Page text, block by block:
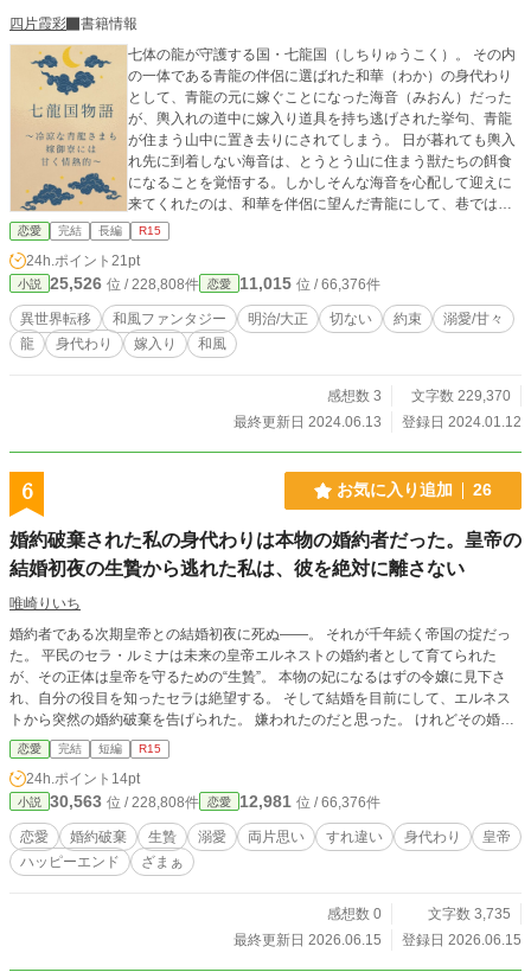
四片霞彩
書籍情報
七体の龍が守護する国・七龍国（しちりゅうこく）。 その内
の一体である青龍の伴侶に選ばれた和華（わか）の身代わり
として、青龍の元に嫁ぐことになった海音（みおん）だった
が、輿入れの道中に嫁入り道具を持ち逃げされた挙句、青龍
が住まう山中に置き去りにされてしまう。 日が暮れても輿入
れ先に到着しない海音は、とうとう山に住まう獣たちの餌食
になることを覚悟する。しかしそんな海音を心配して迎えに
来てくれたのは、和華を伴侶に望んだ青龍にして、巷では
「人嫌いな冷涼者」として有名な蛍流（ほたる）であった。
冷酷無慈悲の噂まである蛍流だったが、怪我を負っていた海
音を心配すると、自ら背負って輿入れ先まで運んでくれる。
身代わりがバレないまま話は進んでいき、身代わりの花嫁と
して役目を達成するという時、喉元に突き付けられたのは海
音と和華の入れ替わりを見破った蛍流の刃であった。 「和華
ではないな。お前、何者だ？」 疑いの眼差しを向ける蛍流。
「信じてもらえないかもしれませんが、私は今から三日前、
こことは違う世界――『日本』からやって来ました……」 現
蛍流と先代青龍との師弟関係、蛍流と兄弟同然に育った兄の
存在。 そして、蛍流自身の誰にも打ち明けられない秘められ
え伴侶になれなくても、蛍流の心を救いたいと。 その結果、
この身がどうなったとしても――。 転移先で身代わりの花嫁
まる「約束」された恋の物語。 「人嫌い」と噂の国の守護龍
に嫁いだ身代わり娘に、冷涼な青龍さまは甘雨よりも甘く熱
い愛を注ぐ。 ┈┈┈┈┈┈┈ ❁ ❁ ❁┈┈┈┈┈┈┈┈ 第一部完結し
ました。最後までお付き合いいただき、誠にありがとうござ
いました。 第二部開始まで今しばらくお待ちください。 ┈┈
┈┈┈┈┈ ❁ ❁ ❁┈┈┈┈┈┈┈┈
恋愛 完結 長編 R15
24h.ポイント 21pt
小説 25,526 位 / 228,808件 恋愛 11,015 位 / 66,376件
異世界転移 和風ファンタジー 明治/大正 切ない 約束
溺愛/甘々
龍
身代わり 嫁入り 和風
感想数 3
文字数 229,370
最終更新日 2024.06.13
登録日 2024.01.12
6 お気に入り追加 26
婚約破棄された私の身代わりは本物の婚約者だった。皇帝の
結婚初夜の生贄から逃れた私は、彼を絶対に離さない
唯崎りいち
婚約者である次期皇帝との結婚初夜に死ぬ――。 それが千年続く帝国の掟だっ
た。 平民のセラ・ルミナは未来の皇帝エルネストの婚約者として育てられた
が、その正体は皇帝を守るための“生贄”。 本物の妃になるはずの令嬢に見下さ
れ、自分の役目を知ったセラは絶望する。 そして結婚を目前にして、エルネス
トから突然の婚約破棄を告げられた。 嫌われたのだと思った。 けれどその婚約
破棄には、誰にも言えない理由があった。 「君を生贄になんてしたくない」 私
を守るために私を捨てた元婚約者。 そんな理由で逃がされるなんて認めませ
ん。 これは不器用すぎる皇帝と、絶対に彼を逃がさない婚約者のすれ違い純愛
物語。
恋愛 完結 短編 R15
24h.ポイント 14pt
小説 30,563 位 / 228,808件 恋愛 12,981 位 / 66,376件
恋愛 婚約破棄 生贄 溺愛 両片思い すれ違い 身代わり
皇帝
ハッピーエンド
ざまぁ
感想数 0
文字数 3,735
最終更新日 2026.06.15
登録日 2026.06.15